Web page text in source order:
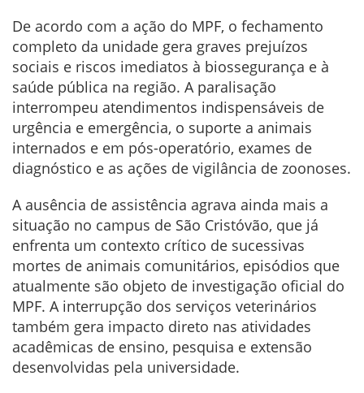
De acordo com a ação do MPF, o fechamento
completo da unidade gera graves prejuízos
sociais e riscos imediatos à biossegurança e à
saúde pública na região. A paralisação
interrompeu atendimentos indispensáveis de
urgência e emergência, o suporte a animais
internados e em pós-operatório, exames de
diagnóstico e as ações de vigilância de zoonoses.
A ausência de assistência agrava ainda mais a
situação no campus de São Cristóvão, que já
enfrenta um contexto crítico de sucessivas
mortes de animais comunitários, episódios que
atualmente são objeto de investigação oficial do
MPF. A interrupção dos serviços veterinários
também gera impacto direto nas atividades
acadêmicas de ensino, pesquisa e extensão
desenvolvidas pela universidade.